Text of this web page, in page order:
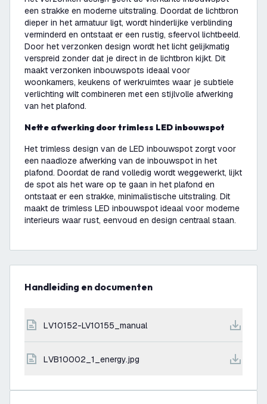
een strakke en moderne uitstraling. Doordat de lichtbron
dieper in het armatuur ligt, wordt hinderlijke verblinding
verminderd en ontstaat er een rustig, sfeervol lichtbeeld.
Door het verzonken design wordt het licht gelijkmatig
verspreid zonder dat je direct in de lichtbron kijkt. Dit
maakt verzonken inbouwspots ideaal voor
woonkamers, keukens of werkruimtes waar je subtiele
verlichting wilt combineren met een stijlvolle afwerking
van het plafond.
Nette afwerking door trimless LED inbouwspot
Het trimless design van de LED inbouwspot zorgt voor
een naadloze afwerking van de inbouwspot in het
plafond. Doordat de rand volledig wordt weggewerkt, lijkt
de spot als het ware op te gaan in het plafond en
ontstaat er een strakke, minimalistische uitstraling. Dit
maakt de trimless LED inbouwspot ideaal voor moderne
interieurs waar rust, eenvoud en design centraal staan.
Handleiding en documenten
LV10152-LV10155_manual
LVB10002_1_energy.jpg